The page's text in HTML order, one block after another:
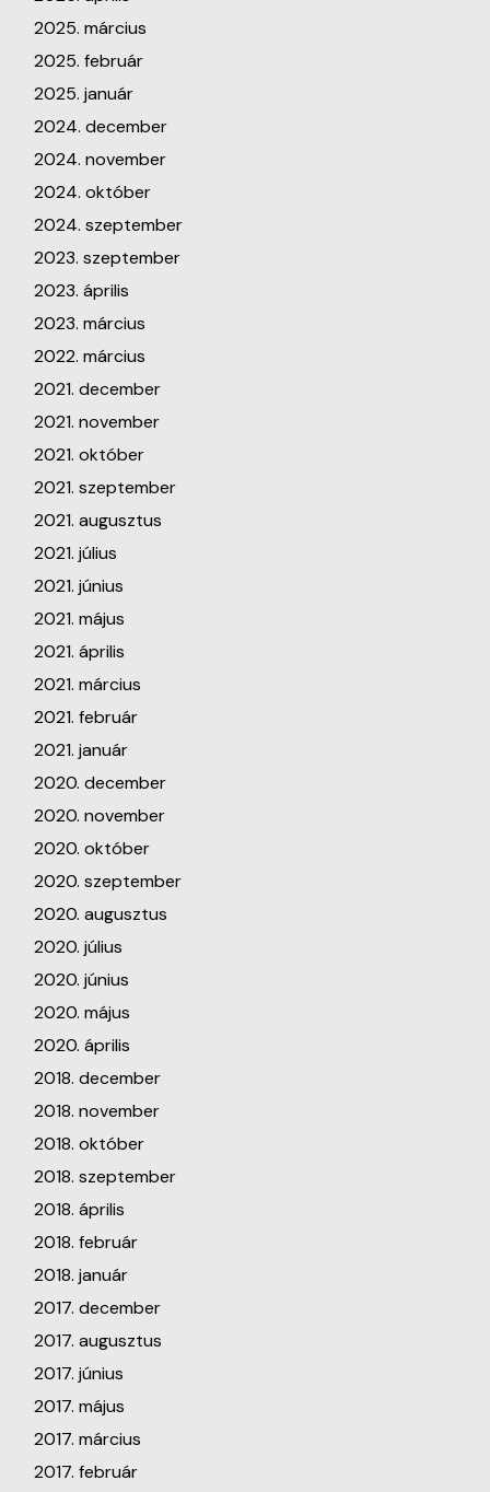
2025. március
2025. február
2025. január
2024. december
2024. november
2024. október
2024. szeptember
2023. szeptember
2023. április
2023. március
2022. március
2021. december
2021. november
2021. október
2021. szeptember
2021. augusztus
2021. július
2021. június
2021. május
2021. április
2021. március
2021. február
2021. január
2020. december
2020. november
2020. október
2020. szeptember
2020. augusztus
2020. július
2020. június
2020. május
2020. április
2018. december
2018. november
2018. október
2018. szeptember
2018. április
2018. február
2018. január
2017. december
2017. augusztus
2017. június
2017. május
2017. március
2017. február